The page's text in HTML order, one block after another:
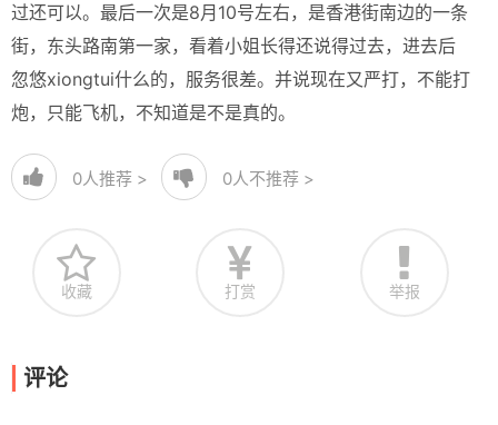
过还可以。最后一次是8月10号左右，是香港街南边的一条
街，东头路南第一家，看着小姐长得还说得过去，进去后
忽悠xiongtui什么的，服务很差。并说现在又严打，不能打
炮，只能飞机，不知道是不是真的。
0人推荐 > 0人不推荐 >
收藏 打赏 举报
评论